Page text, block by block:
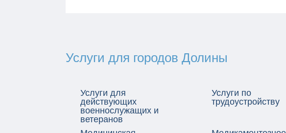
Услуги для городов Долины
Услуги для
действующих
военнослужащих и
ветеранов
Услуги по
трудоустройству